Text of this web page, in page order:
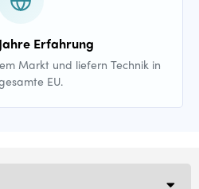
Erfahrung
Markt und liefern Technik in
EU.